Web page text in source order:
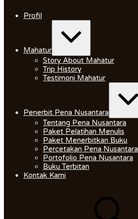
content
Profil
Mahatur
Story About Mahatur
Trip History
Testimoni Mahatur
Penerbit Pena Nusantara
Tentang Pena Nusantara
Paket Pelatihan Menulis
Paket Menerbitkan Buku
Percetakan Pena Nusantara
Portofolio Pena Nusantara
Buku Terbitan
Kontak Kami